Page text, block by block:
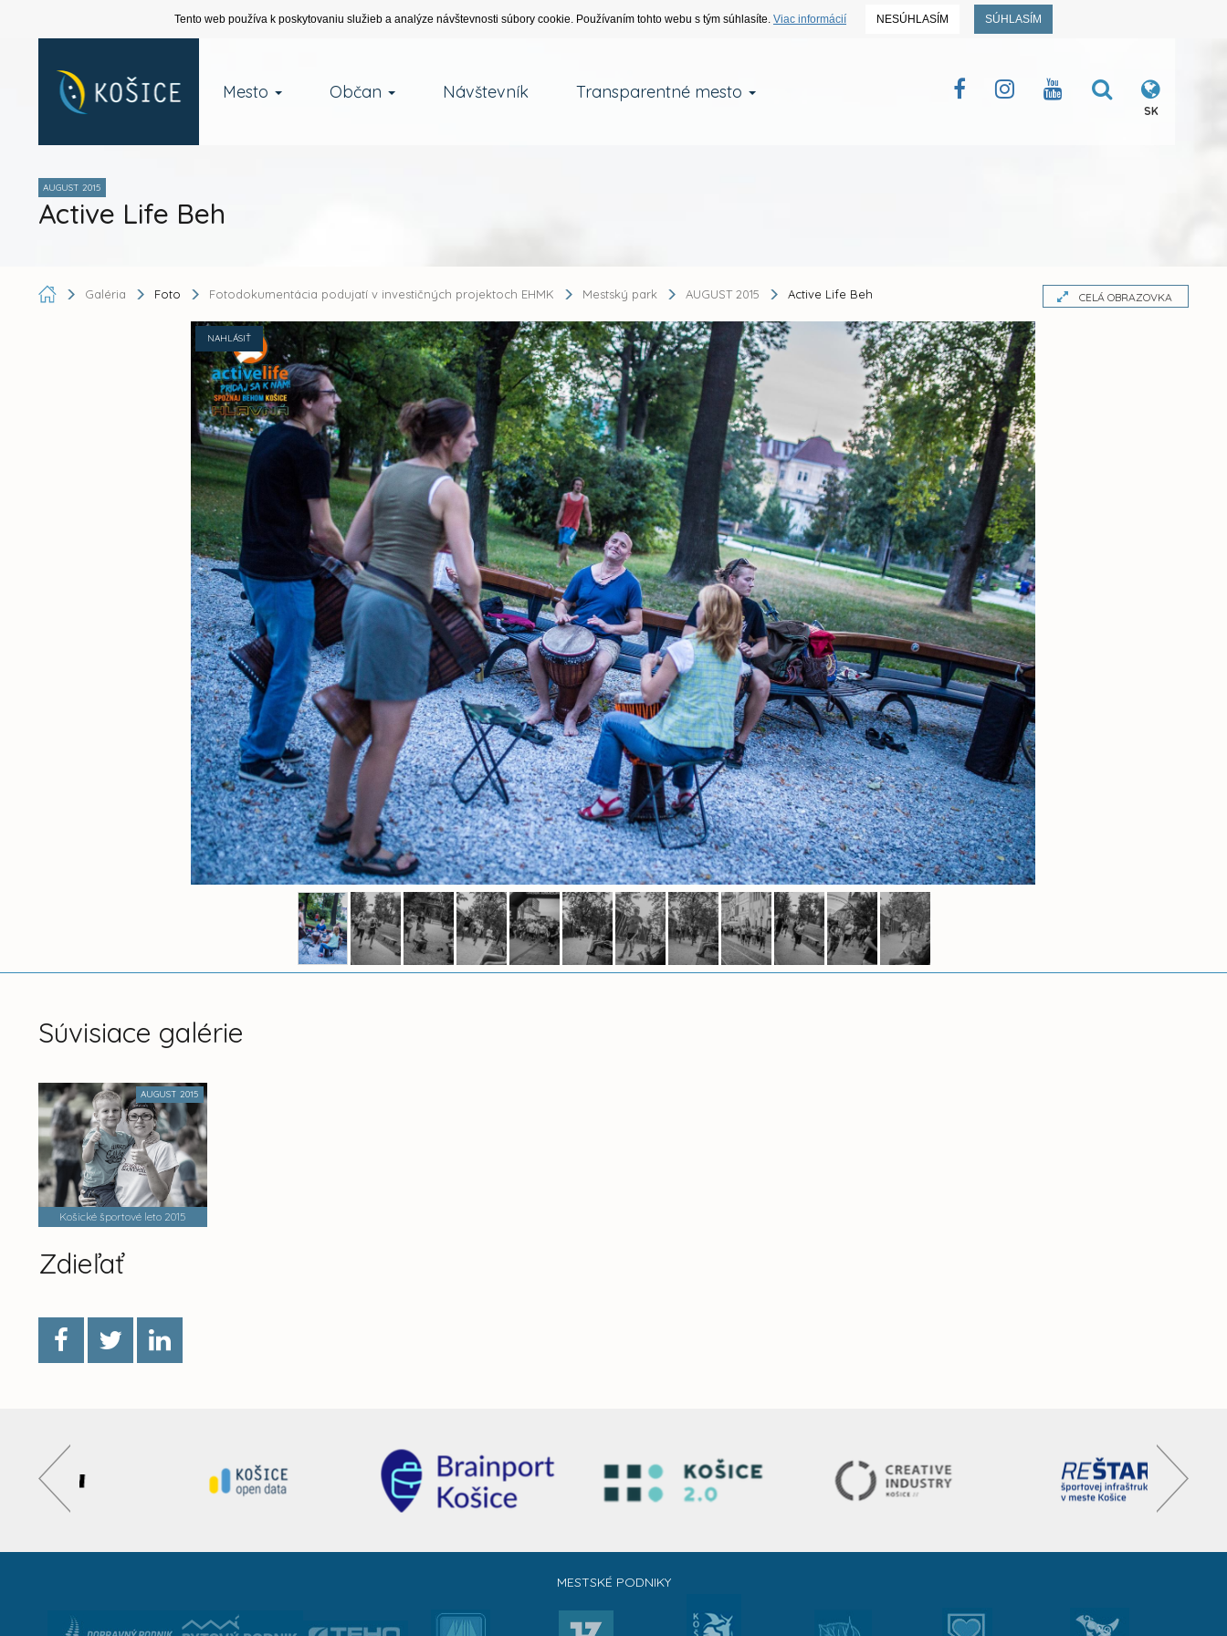
Tento web používa k poskytovaniu služieb a analýze návštevnosti súbory cookie. Používaním tohto webu s tým súhlasíte. Viac informácií NESÚHLASÍM SÚHLASÍM
Mesto Občan Návštevník Transparentné mesto
SK
AUGUST 2015
Active Life Beh
Galéria Foto Fotodokumentácia podujatí v investičných projektoch EHMK Mestský park AUGUST 2015 Active Life Beh CELÁ OBRAZOVKA
NAHLÁSIŤ
Súvisiace galérie
AUGUST 2015
Košické športové leto 2015
Zdieľať
MESTSKÉ PODNIKY